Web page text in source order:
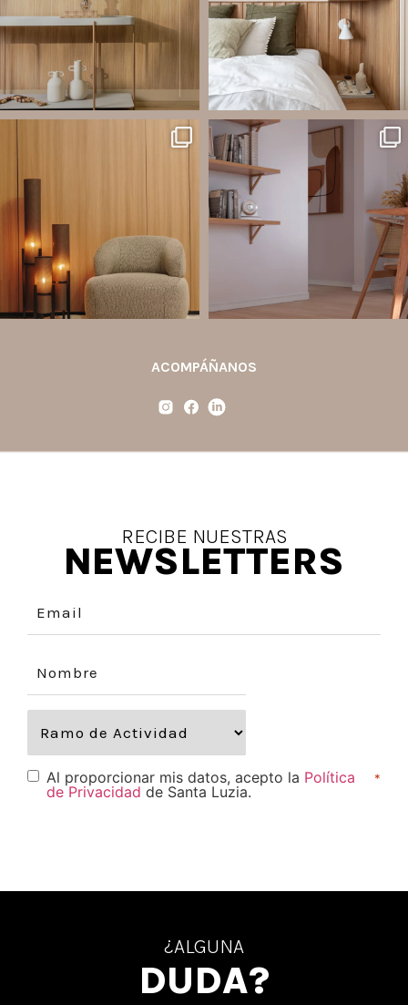
...
Líneas como Waves, Gizé y...
Jul 14
1 0
paredes decorativas, respaldos de
2 0
santaluzia.es
¿Zócalo blanco, negro, gris, fendi o
beige? La elección puede cambiar por
completo la percepción de un
ambiente y aportar aún más valor a tu
proyecto.
ACOMPÁÑANOS
RECIBE NUESTRAS
NEWSLETTERS
Al proporcionar mis datos, acepto la Política
de Privacidad de Santa Luzia.
*
¿ALGUNA
DUDA?